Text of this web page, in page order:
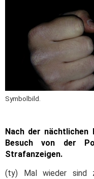
Symbolbild.
Nach der nächtlichen
Besuch von der
Strafanzeigen.
(ty) Mal wieder sind